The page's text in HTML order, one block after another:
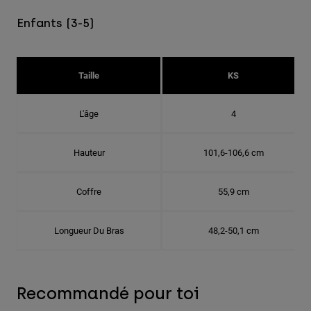
Enfants (3-5)
Taille KS
L'âge 4
Hauteur 101,6-106,6 cm
Coffre 55,9 cm
Longueur Du Bras 48,2-50,1 cm
Recommandé pour toi